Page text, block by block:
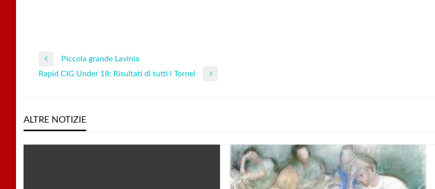
Navigazione
Previous
Post
Piccola grande Lavinia
Next
Rapid CIG Under 18: Risultati di tutti i Tornei
ALTRE NOTIZIE